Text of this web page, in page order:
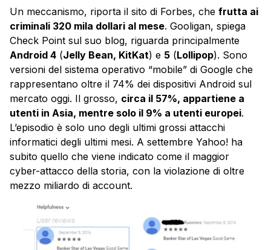
Un meccanismo, riporta il sito di Forbes, che frutta ai
criminali 320 mila dollari al mese. Gooligan, spiega
Check Point sul suo blog, riguarda principalmente
Android 4 (Jelly Bean, KitKat) e 5 (Lollipop). Sono
versioni del sistema operativo “mobile” di Google che
rappresentano oltre il 74% dei dispositivi Android sul
mercato oggi. Il grosso, circa il 57%, appartiene a
utenti in Asia, mentre solo il 9% a utenti europei.
L’episodio è solo uno degli ultimi grossi attacchi
informatici degli ultimi mesi. A settembre Yahoo! ha
subito quello che viene indicato come il maggior
cyber-attacco della storia, con la violazione di oltre
mezzo miliardo di account.